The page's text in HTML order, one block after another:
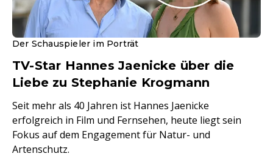
Der Schauspieler im Porträt
TV-Star Hannes Jaenicke über die
Liebe zu Stephanie Krogmann
Seit mehr als 40 Jahren ist Hannes Jaenicke
erfolgreich in Film und Fernsehen, heute liegt sein
Fokus auf dem Engagement für Natur- und
Artenschutz.